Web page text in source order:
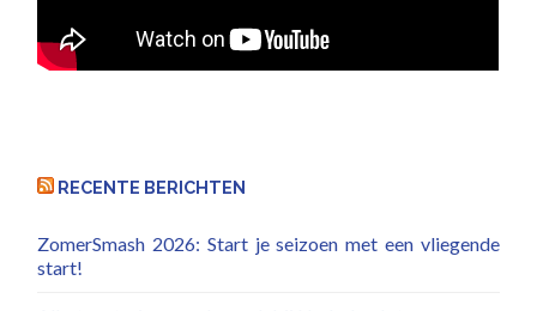
RECENTE BERICHTEN
ZomerSmash 2026: Start je seizoen met een vliegende
start!